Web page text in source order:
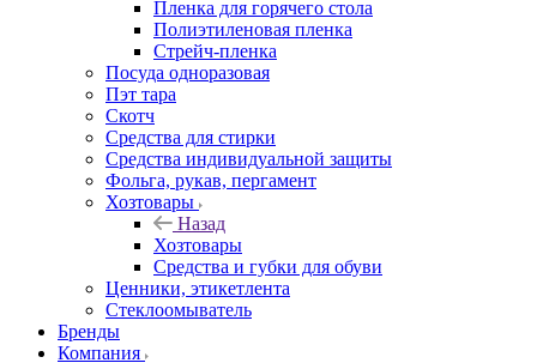
Пленка для горячего стола
Полиэтиленовая пленка
Стрейч-пленка
Посуда одноразовая
Пэт тара
Скотч
Средства для стирки
Средства индивидуальной защиты
Фольга, рукав, пергамент
Хозтовары
Назад
Хозтовары
Средства и губки для обуви
Ценники, этикетлента
Стеклоомыватель
Бренды
Компания